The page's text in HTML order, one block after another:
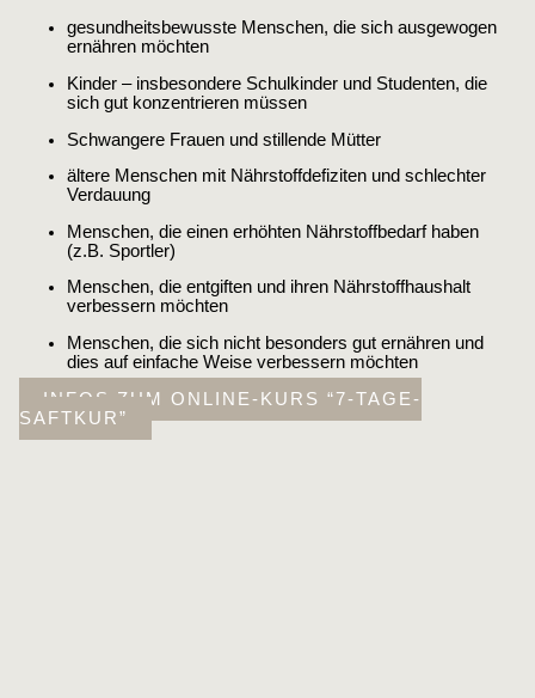
gesundheitsbewusste Menschen, die sich ausgewogen
ernähren möchten
Kinder – insbesondere Schulkinder und Studenten, die
sich gut konzentrieren müssen
Schwangere Frauen und stillende Mütter
ältere Menschen mit Nährstoffdefiziten und schlechter
Verdauung
Menschen, die einen erhöhten Nährstoffbedarf haben
(z.B. Sportler)
Menschen, die entgiften und ihren Nährstoffhaushalt
verbessern möchten
Menschen, die sich nicht besonders gut ernähren und
dies auf einfache Weise verbessern möchten
INFOS ZUM ONLINE-KURS “7-TAGE-
SAFTKUR”